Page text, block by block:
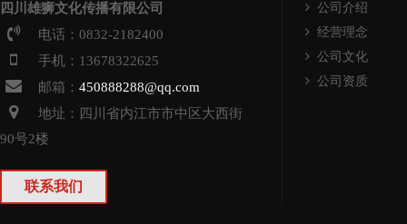
四川雄狮文化传播有限公司
电话：0832-2182400
手机：13678322625
邮箱： 450888288@qq.com
地址：四川省内江市市中 区大西街
90号2楼
联系我们
公司介绍
经营理念
公司文化
公司资质